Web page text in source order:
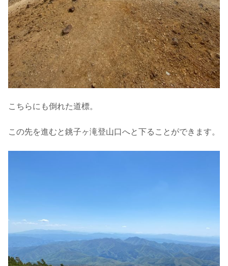
こちらにも倒れた道標。
この先を進むと銚子ヶ滝登山口へと下ることができます。